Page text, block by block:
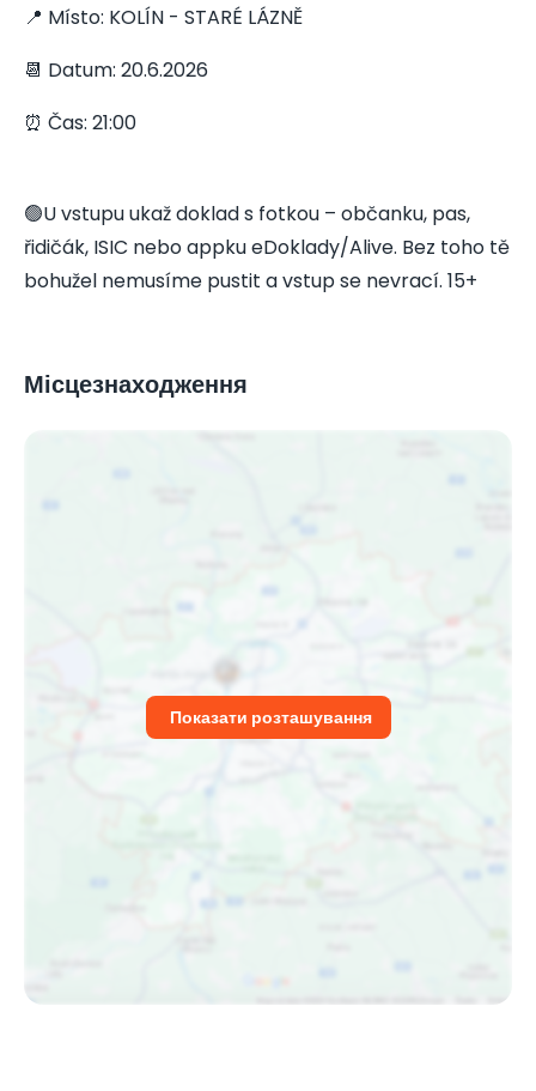
📍 Místo: KOLÍN - STARÉ LÁZNĚ
📆 Datum: 20.6.2026
⏰ Čas: 21:00
🟢U vstupu ukaž doklad s fotkou – občanku, pas,
řidičák, ISIC nebo appku eDoklady/Alive. Bez toho tě
bohužel nemusíme pustit a vstup se nevrací. 15+
Місцезнаходження
Показати розташування